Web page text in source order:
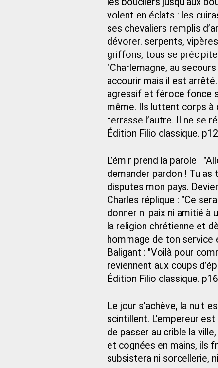
volent en éclats : les
ses chevaliers remplis
dévorer. serpents,
griffons, tous se
"Charlemagne, au
accourir mais il est
agressif et féroce fonce
même. Ils luttent corps à
terrasse l’autre. Il ne se
Édition Filio classique.
L’émir prend la parole :
demander pardon ! Tu
disputes mon pays.
Charles réplique : "Ce
donner ni paix ni amitié à
la religion chrétienne et
hommage de ton service
Baligant : "Voilà pour
reviennent aux coups
Édition Filio classique.
Le jour s’achève, la nuit
scintillent. L’empereur
de passer au crible la
et cognées en mains, ils
subsistera ni sorcellerie,